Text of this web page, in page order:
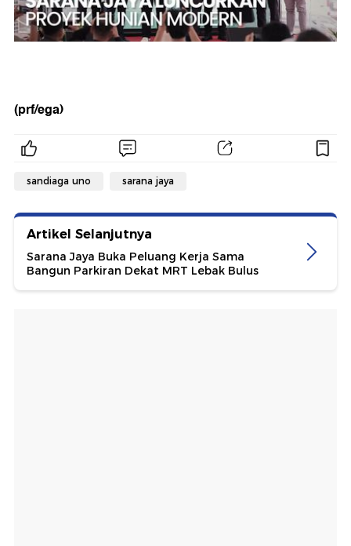
(prf/ega)
sandiaga uno sarana jaya
Artikel Selanjutnya
Sarana Jaya Buka Peluang Kerja Sama
Bangun Parkiran Dekat MRT Lebak Bulus